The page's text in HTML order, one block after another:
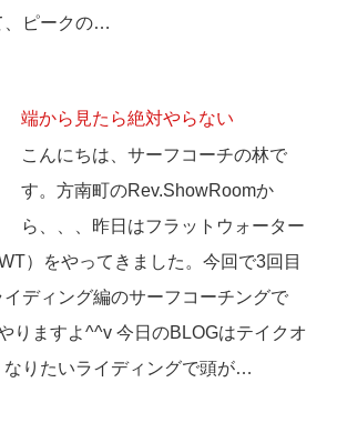
、ピークの…
端から見たら絶対やらない
こんにちは、サーフコーチの林で
す。方南町のRev.ShowRoomか
ら、、、昨日はフラットウォーター
）をやってきました。今回で3回目
ディング編のサーフコーチングで
りますよ^^v 今日のBLOGはテイクオ
なりたいライディングで頭が…